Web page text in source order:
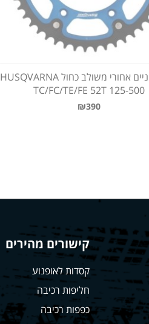
גלגל שיניים אחורי משולב כחול HUSQVARNA
TC/FC/TE/FE 52T 125-500
₪390
קישורים מהירים
קסדות לאופנוע
חליפות רכיבה
כפפות רכיבה